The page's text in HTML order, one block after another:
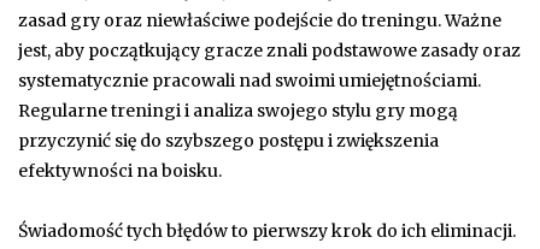
zasad gry oraz niewłaściwe podejście do treningu. Ważne
jest, aby początkujący gracze znali podstawowe zasady oraz
systematycznie pracowali nad swoimi umiejętnościami.
Regularne treningi i analiza swojego stylu gry mogą
przyczynić się do szybszego postępu i zwiększenia
efektywności na boisku.
Świadomość tych błędów to pierwszy krok do ich eliminacji.